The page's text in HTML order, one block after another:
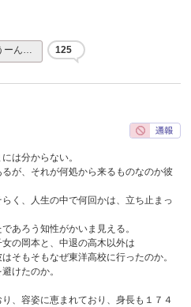
ーん… 125
は分からない。
が、それが何処から来るものなのか彼
く、人生の中で何回かは、立ち止まっ
あろう知性がかいま見える。
女の岡本と、中退の高木以外は
そもそもなぜ東洋高校に行ったのか。
けたのか。
、容姿に恵まれており、身長も１７４